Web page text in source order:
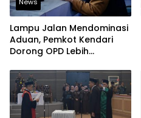
Lampu Jalan Mendominasi
Aduan, Pemkot Kendari
Dorong OPD Lebih
Laporan Warga